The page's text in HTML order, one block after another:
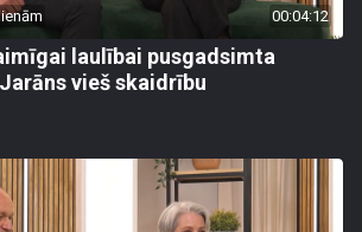
00:04:12
laulībai pusgadsimta
vieš skaidrību